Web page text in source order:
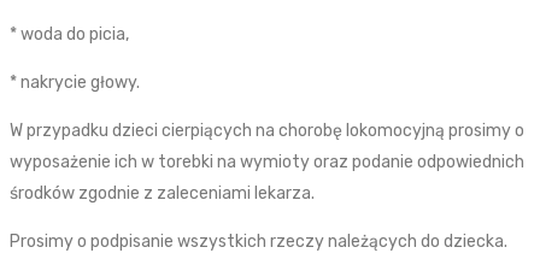
* woda do picia,
* nakrycie głowy.
W przypadku dzieci cierpiących na chorobę lokomocyjną prosimy o
wyposażenie ich w torebki na wymioty oraz podanie odpowiednich
środków zgodnie z zaleceniami lekarza.
Prosimy o podpisanie wszystkich rzeczy należących do dziecka.